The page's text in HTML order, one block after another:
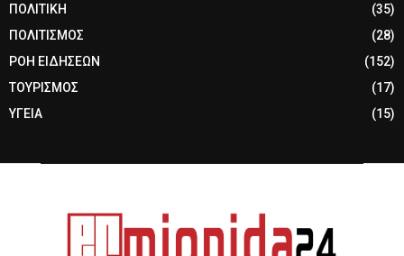
ΠΟΛΙΤΙΚΗ
(35)
ΠΟΛΙΤΙΣΜΟΣ
(28)
ΡΟΗ ΕΙΔΗΣΕΩΝ
(152)
ΤΟΥΡΙΣΜΟΣ
(17)
ΥΓΕΙΑ
(15)